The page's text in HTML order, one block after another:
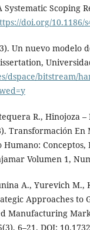
Scoping
doi.org/10.1186/
Un nuevo modelo
dspace/bitstream/
R., Hinojoza –
Transformación En
Humano: Conceptos,
Volumen 1,
A., Yurevich M.,
Approaches to
Manufacturing
6–21. DOI: